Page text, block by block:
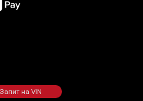
Запит на VIN